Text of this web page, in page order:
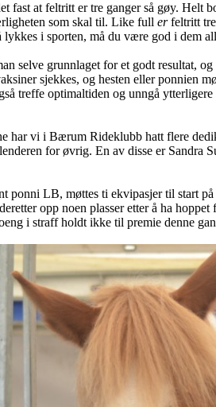
fast at feltritt er tre ganger så gøy. Helt
som skal til. Like full erfeltritt
i sporten, må du være god i dem
selve grunnlaget for et godt resultat,
sjekkes, og hesten eller ponnien
treffe optimaltiden og unngå
har vi i Bærum Rideklubb hatt flere
for øvrig. En av disse er
ponni LB, møttes ti ekvipasjer til start
opp noen plasser etter å ha
i straff holdt ikke til premie denne